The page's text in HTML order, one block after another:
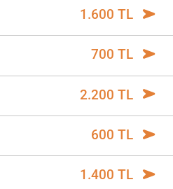
1.600 TL
700 TL
2.200 TL
600 TL
1.400 TL